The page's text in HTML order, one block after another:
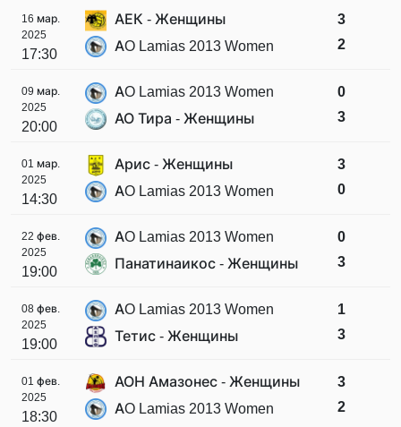
16 мар.
2025
17:30
АЕК - Женщины
AO Lamias 2013 Women
3
2
09 мар.
2025
20:00
AO Lamias 2013 Women
АО Тира - Женщины
0
3
01 мар.
2025
14:30
Арис - Женщины
AO Lamias 2013 Women
3
0
22 фев.
2025
19:00
AO Lamias 2013 Women
Панатинаикос - Женщины
0
3
08 фев.
2025
19:00
AO Lamias 2013 Women
Тетис - Женщины
1
3
01 фев.
2025
18:30
АОН Амазонес - Женщины
AO Lamias 2013 Women
3
2